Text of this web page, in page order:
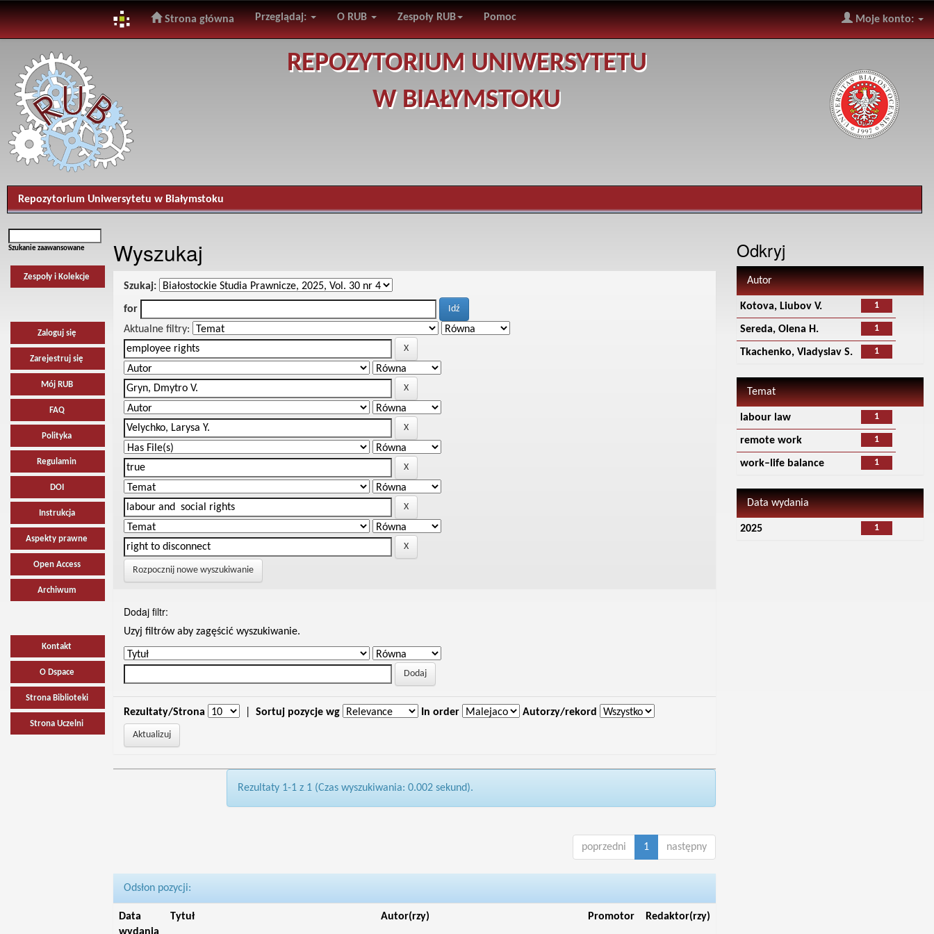
navigation
Strona główna Przeglądaj: O RUB Zespoły RUB Pomoc Moje konto:
REPOZYTORIUM UNIWERSYTETU
W BIAŁYMSTOKU
Repozytorium Uniwersytetu w Białymstoku
Szukanie zaawansowane
Zespoły i Kolekcje
Zaloguj się
Zarejestruj się
Mój RUB
FAQ
Polityka
Regulamin
DOI
Instrukcja
Aspekty prawne
Open Access
Archiwum
Kontakt
O Dspace
Strona Biblioteki
Strona Uczelni
Wyszukaj
Szukaj:
for
Aktualne filtry:
Rozpocznij nowe wyszukiwanie
Dodaj filtr:
Uzyj filtrów aby zagęścić wyszukiwanie.
Rezultaty/Strona Sortuj pozycje wg In order Autorzy/rekord
Rezultaty 1-1 z 1 (Czas wyszukiwania: 0.002 sekund).
poprzedni 1 następny
Odsłon pozycji:
Data
Tytuł Autor(rzy) Promotor Redaktor(rzy)
Odkryj
Autor
1
Kotova, Liubov V.
1
Sereda, Olena H.
1
Tkachenko, Vladyslav S.
Temat
1
labour law
1
remote work
1
work–life balance
Data wydania
1
2025